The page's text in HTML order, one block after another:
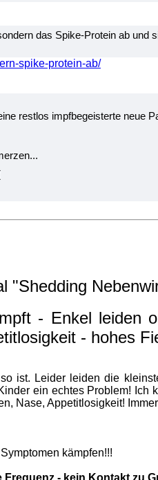
das Spike-Protein ab
spike-protein-ab/
restlos impfbegeisterte neue
"Shedding
- Enkel leiden
- hohes
ist. Leider leiden die
ein echtes Problem!
Nase, Appetitlosigkeit!
kämpfen!!!
- kein Kontakt zu